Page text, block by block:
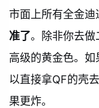
市面上所有全金迪
准了。除非你去做
高级的黄金色。
以直接拿QF的壳
果更炸。